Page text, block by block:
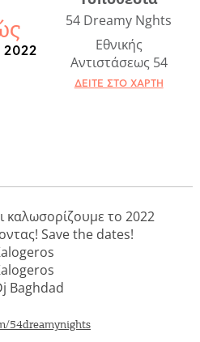
Μεταφορές
μας
ΕΠΙΧΕΊΡΗΣΗ ΣΑΣ
2022
54 Dreamy Nghts
Εθνικής
Αντιστάσεως 54
ΔΕΊΤΕ ΣΤΟ ΧΆΡΤΗ
καλωσορίζουμε το 2022
Save the dates!
Baghdad
54dreamynights